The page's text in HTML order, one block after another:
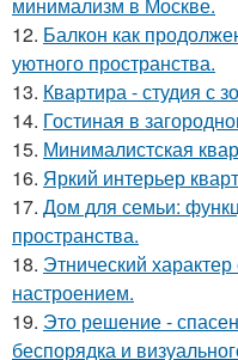
12. Балкон как
уютного пространства.
13. Квартира - студия с
14. Гостиная в
15. Минималистская
16. Яркий интерьер
17. Дом для семьи:
пространства.
18. Этнический
настроением.
19. Это решение -
беспорядка и